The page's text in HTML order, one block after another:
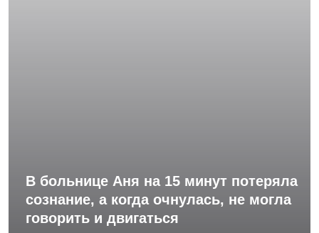
В больнице Аня на 15 минут потеряла
сознание, а когда очнулась, не могла
говорить и двигаться